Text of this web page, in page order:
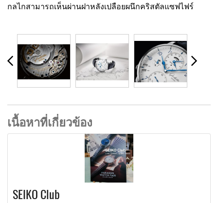
กลไกสามารถเห็นผ่านฝาหลังเปลือยผนึกคริสตัลแซฟไฟร์
เนื้อหาที่เกี่ยวข้อง
SEIKO Club